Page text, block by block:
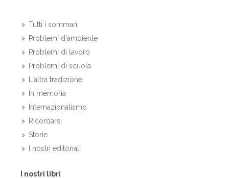
Tutti i sommari
Problemi d'ambiente
Problemi di lavoro
Problemi di scuola
L'altra tradizione
In memoria
Internazionalismo
Ricordarsi
Storie
I nostri editoriali
I nostri libri